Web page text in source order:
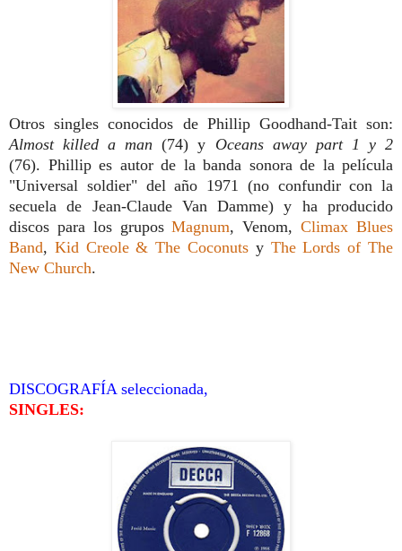
Otros singles conocidos de Phillip Goodhand-Tait son:
Almost killed a man(74) y Oceans away part 1 y 2
(76). Phillip es autor de la banda sonora de la película
"Universal soldier" del año 1971 (no confundir con la
secuela de Jean-Claude Van Damme) y ha producido
discos para los gruposMagnum, Venom,Climax Blues
Band, Kid Creole & The Coconuts y The Lords of The
New Church.
DISCOGRAFÍA seleccionada,
SINGLES: